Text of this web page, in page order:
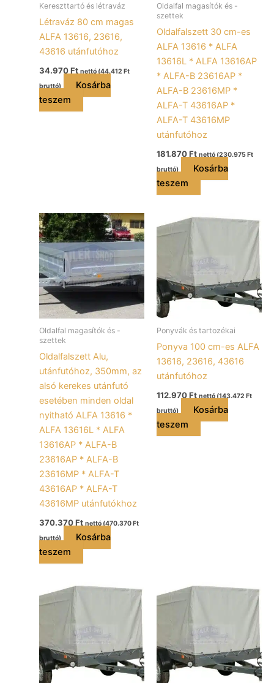
Kereszttartó és létraváz
Létraváz 80 cm magas
ALFA 13616, 23616,
43616 utánfutóhoz
34.970Ft nettó (44.412 Ft
bruttó)
Kosárba
teszem
Oldalfal magasítók és -
szettek
Oldalfalszett 30 cm-es
ALFA 13616 * ALFA
13616L * ALFA 13616AP
* ALFA-B 23616AP *
ALFA-B 23616MP *
ALFA-T 43616AP *
ALFA-T 43616MP
utánfutóhoz
181.870Ft nettó (230.975 Ft
bruttó)
Kosárba
teszem
Oldalfal magasítók és -
szettek
Oldalfalszett Alu,
utánfutóhoz, 350mm, az
alsó kerekes utánfutó
esetében minden oldal
nyitható ALFA 13616 *
ALFA 13616L * ALFA
13616AP * ALFA-B
23616AP * ALFA-B
23616MP * ALFA-T
43616AP * ALFA-T
43616MP utánfutókhoz
370.370Ft nettó (470.370 Ft
bruttó)
Kosárba
teszem
Ponyvák és tartozékai
Ponyva 100 cm-es ALFA
13616, 23616, 43616
utánfutóhoz
112.970Ft nettó (143.472 Ft
bruttó)
Kosárba
teszem